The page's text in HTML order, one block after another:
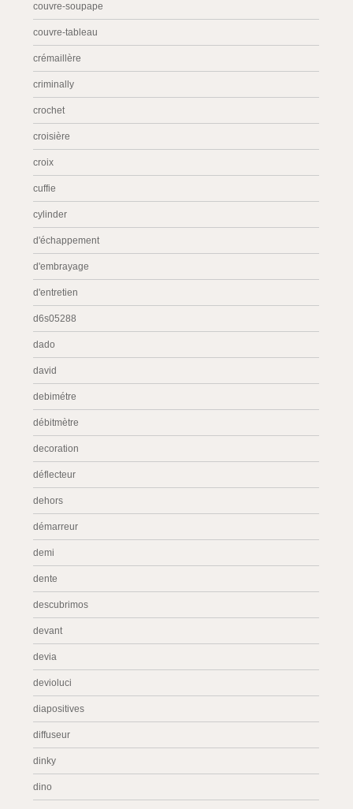
couvre-soupape
couvre-tableau
crémaillère
criminally
crochet
croisière
croix
cuffie
cylinder
d'échappement
d'embrayage
d'entretien
d6s05288
dado
david
debimétre
débitmètre
decoration
déflecteur
dehors
démarreur
demi
dente
descubrimos
devant
devia
devioluci
diapositives
diffuseur
dinky
dino